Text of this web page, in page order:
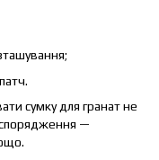
сумку для гранат не
спорядження —